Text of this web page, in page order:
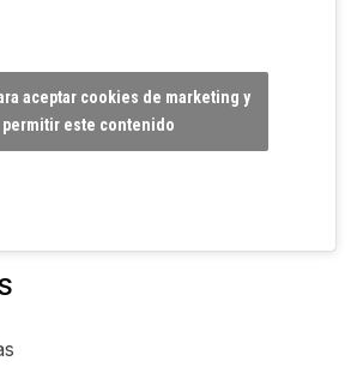
aceptar cookies de marketing y
permitir este contenido